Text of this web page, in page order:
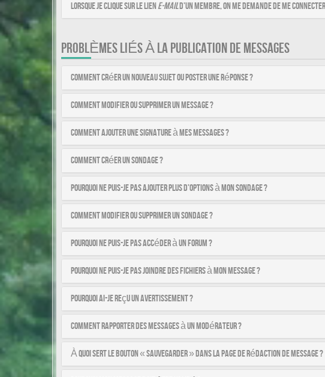
Lorsque je clique sur le liene-maild’un membre, on me demande de me
PROBLÈMES LIÉS À LA PUBLICATION DE MESSAGES
Comment créer un nouveau sujet ou poster une réponse ?
Comment modifier ou supprimer un message ?
Comment ajouter une signature à mes messages ?
Comment créer un sondage ?
Pourquoi ne puis-je pas ajouter plus d’options à mon sondage ?
Comment modifier ou supprimer un sondage ?
Pourquoi ne puis-je pas accéder à un forum ?
Pourquoi ne puis-je pas joindre des fichiers à mon message ?
Pourquoi ai-je reçu un avertissement ?
Comment rapporter des messages à un modérateur ?
À quoi sert le bouton « Sauvegarder » dans la page de rédaction de message ?